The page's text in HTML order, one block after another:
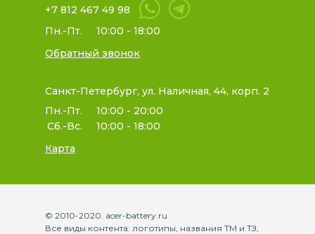
+7 812 467 49 98
Пн.-Пт.
10:00 - 18:00
Обратный звонок
Санкт-Петербург, ул. Наличная, 44, корп. 2
Пн.-Пт.
10:00 - 20:00
Сб.-Вс.
10:00 - 18:00
Карта
© 2010-2020. acer-battery.ru
Все виды контента: логотипы, названия ТМ и ТЗ,